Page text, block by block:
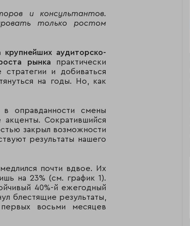
и консультантов.
только ростом
крупнейших аудиторско-
рынка практически
и добиваться
на годы. Но, как
оправданности смены
акценты. Сократившийся
закрыл возможности
результаты нашего
почти вдвое. Их
на 23% (см. график 1).
40%-й ежегодный
блестящие результаты,
восьми месяцев